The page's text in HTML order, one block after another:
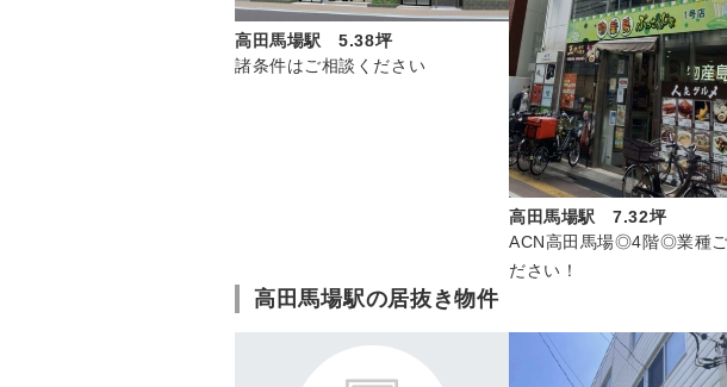
高田馬場駅 5.38坪
諸条件はご相談ください
高田馬場駅 7.32坪
ACN高田馬場◎4階◎業種ご
ださい！
高田馬場駅の居抜き物件